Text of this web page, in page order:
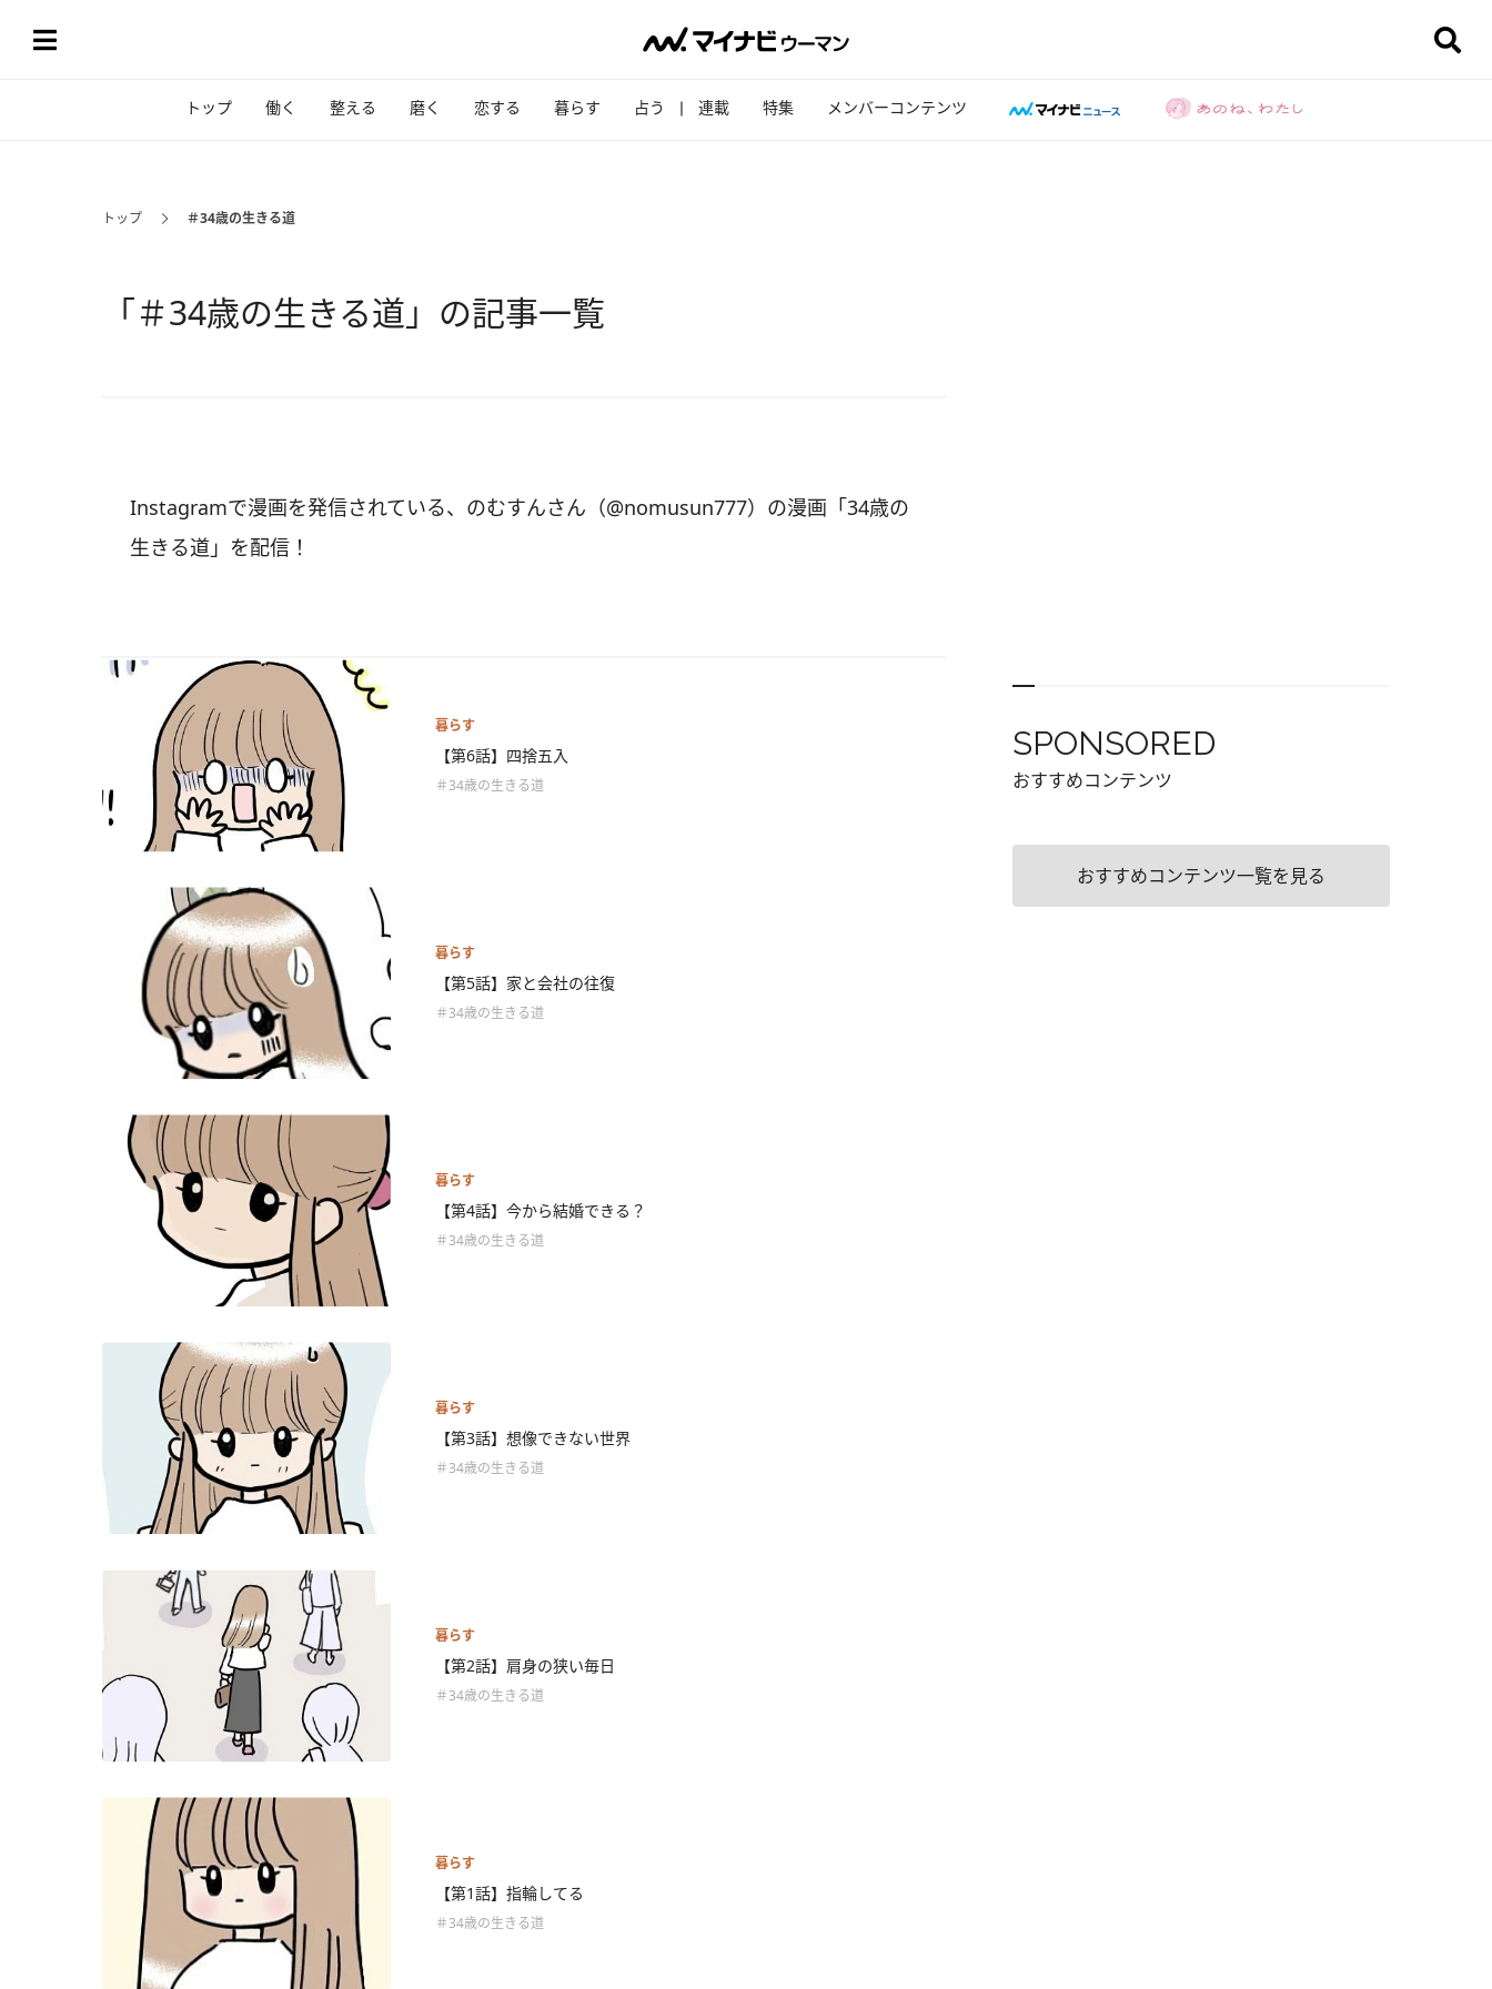
トップ 働く 整える 磨く 恋する 暮らす 占う 連載 特集 メンバーコンテンツ
トップ ＃34歳の生きる道
「＃34歳の生きる道」の記事一覧
Instagramで漫画を発信されている、のむすんさん（@nomusun777）の漫画「34歳の
生きる道」を配信！
暮らす
【第6話】四捨五入
＃34歳の生きる道
暮らす
【第5話】家と会社の往復
＃34歳の生きる道
暮らす
【第4話】今から結婚できる？
＃34歳の生きる道
暮らす
【第3話】想像できない世界
＃34歳の生きる道
暮らす
【第2話】肩身の狭い毎日
＃34歳の生きる道
暮らす
【第1話】指輪してる
＃34歳の生きる道
SPONSORED
おすすめコンテンツ
おすすめコンテンツ一覧を見る